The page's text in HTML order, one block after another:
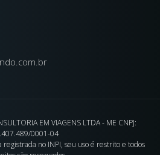
EM VIAGENS LTDA - ME CNPJ:
0001-04
no INPI, seu uso é restrito e todos